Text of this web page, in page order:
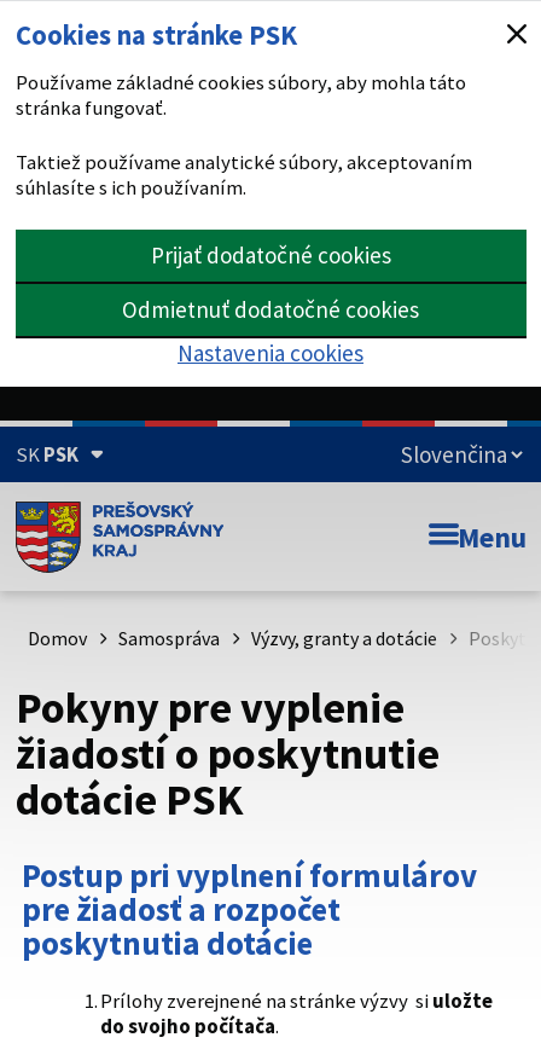
Cookies na stránke PSK
Používame základné cookies súbory, aby mohla táto
stránka fungovať.
Taktiež používame analytické súbory, akceptovaním
súhlasíte s ich používaním.
Prijať dodatočné cookies
Odmietnuť dodatočné cookies
Nastavenia cookies
SKPSK
Doména psk.sk je oficiálna
Toto je oficiálna webová stránka Prešovského
psk.sk.
Buďte pozorní a vždy sa uistite, že zdieľate informácie iba
cez zabezpečenú webovú stránku. Zabezpečená stránka
vždy začína https:// pred názvom domény webového sídla.
Menu
Domov Samospráva Výzvy, granty a dotácie
Pokyny pre vyplenie
žiadostí o poskytnutie
dotácie PSK
Postup pri vyplnení formulárov
pre žiadosť a rozpočet
poskytnutia dotácie
Prílohy zverejnené na stránke výzvy siuložte
do svojho počítača.